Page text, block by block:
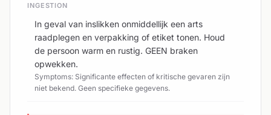
INGESTION
In geval van inslikken onmiddellijk een arts
raadplegen en verpakking of etiket tonen. Houd
de persoon warm en rustig. GEEN braken
opwekken.
Symptoms: Significante effecten of kritische gevaren zijn
niet bekend. Geen specifieke gegevens.